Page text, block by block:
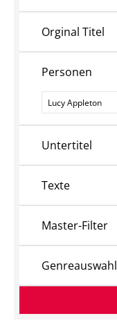
Orginal Titel
Personen
Personen
Untertitel
Texte
Master-Filter
Genreauswahl